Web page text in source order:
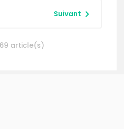
Suivant 
article(s)